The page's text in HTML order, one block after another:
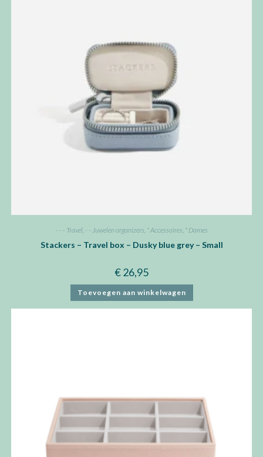
- - - Travel, - - Juwelen organizers, * Accessoires, * Dames
Stackers – Travel box – Dusky blue grey – Small
€26,95
Toevoegen aan winkelwagen